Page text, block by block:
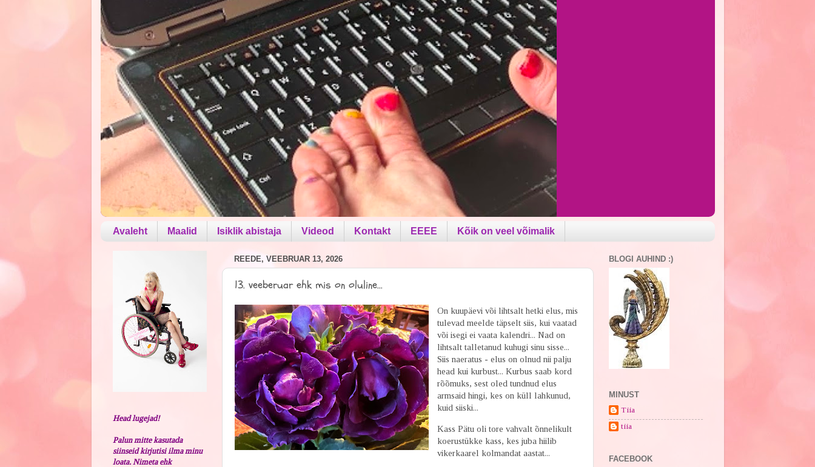
Avaleht Maalid Isiklik abistaja Videod Kontakt EEEE Kõik on veel võimalik
REEDE, VEEBRUAR 13, 2026
13. veeberuar ehk mis on oluline...
On kuupäevi või lihtsalt hetki elus, mis
tulevad meelde täpselt siis, kui vaatad
või isegi ei vaata kalendri... Nad on
lihtsalt talletanud kuhugi sinu sisse...
Siis naeratus - elus on olnud nii palju
head kui kurbust... Kurbus saab kord
rõõmuks, sest oled tundnud elus
armsaid hingi, kes on küll lahkunud,
kuid siiski...
Kass Pätu oli tore vahvalt õnnelikult
koerustükke kass, kes juba hiilib
vikerkaarel kolmandat aastat...
Head lugejad!
Palun mitte kasutada
siinseid kirjutisi ilma minu
loata. Nimeta ehk
BLOGI AUHIND :)
MINUST
Tiia
tiia
FACEBOOK